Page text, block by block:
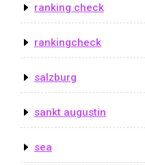
ranking check
rankingcheck
salzburg
sankt augustin
sea